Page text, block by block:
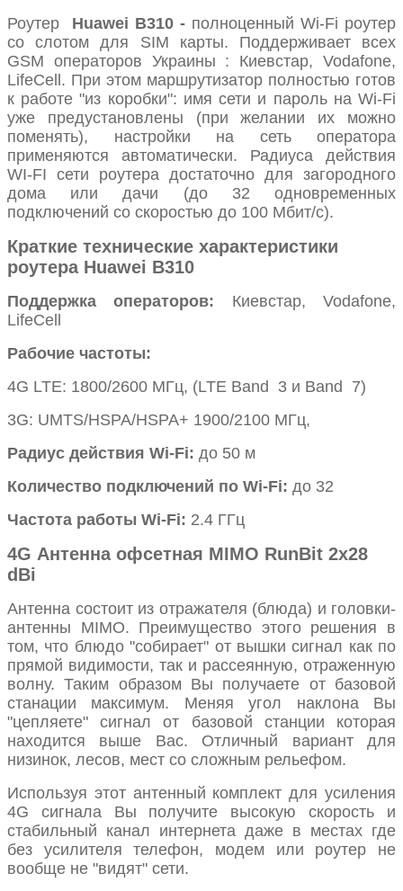
Роутер Huawei B310 - полноценный Wi-Fi роутер
со слотом для SIM карты. Поддерживает всех
GSM операторов Украины : Киевстар, Vodafone,
LifeCell. При этом маршрутизатор полностью готов
к работе "из коробки": имя сети и пароль на Wi-Fi
уже предустановлены (при желании их можно
поменять), настройки на сеть оператора
применяются автоматически. Радиуса действия
WI-FI сети роутера достаточно для загородного
дома или дачи (до 32 одновременных
подключений со скоростью до 100 Мбит/с).
Краткие технические характеристики
роутера Huawei B310
Поддержка операторов: Киевстар, Vodafone,
LifeCell
Рабочие частоты:
4G LTE: 1800/2600 МГц, (LTE Band 3 и Band 7)
3G: UMTS/HSPA/HSPA+ 1900/2100 МГц,
Радиус действия Wi-Fi: до 50 м
Количество подключений по Wi-Fi: до 32
Частота работы Wi-Fi: 2.4 ГГц
4G Антенна офсетная MIMO RunBit 2x28
dBi
Антенна состоит из отражателя (блюда) и головки-
антенны MIMO. Преимущество этого решения в
том, что блюдо "собирает" от вышки сигнал как по
прямой видимости, так и рассеянную, отраженную
волну. Таким образом Вы получаете от базовой
станации максимум. Меняя угол наклона Вы
"цепляете" сигнал от базовой станции которая
находится выше Вас. Отличный вариант для
низинок, лесов, мест со сложным рельефом.
Используя этот антенный комплект для усиления
4G сигнала Вы получите высокую скорость и
стабильный канал интернета даже в местах где
без усилителя телефон, модем или роутер не
вообще не "видят" сети.